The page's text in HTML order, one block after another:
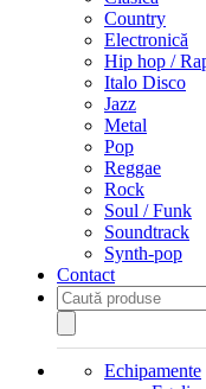
Country
Electronică
Hip hop /
Italo Disco
Jazz
Metal
Pop
Reggae
Rock
Soul / Funk
Soundtrack
Synth-pop
Contact
Products
search
Echipamente